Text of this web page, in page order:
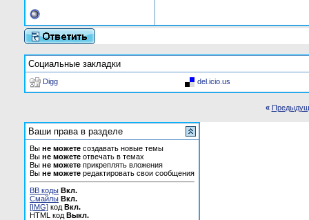
Социальные закладки
Digg del.icio.us
«
Ваши права в разделе
Вы не можете создавать новые темы
Вы не можете отвечать в темах
Вы не можете прикреплять вложения
Вы не можете редактировать свои сообщения
BB коды Вкл.
Смайлы Вкл.
[IMG] код Вкл.
HTML код Выкл.